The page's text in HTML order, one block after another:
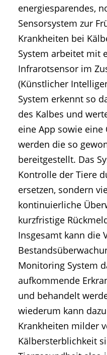
energiesparendes,
Sensorsystem zur
Krankheiten bei
System arbeitet mit
Infrarotsensor im
(Künstlicher
System erkennt so
des Kalbes und
eine App sowie
werden die so
bereitgestellt. Das
Kontrolle der Tiere
ersetzen, sondern
kontinuierliche
kurzfristige
Insgesamt kann die
Monitoring System
aufkommende
und behandelt
wiederum kann
Krankheiten milder
Kälbersterblichkeit